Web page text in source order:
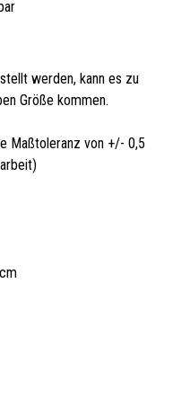
werden, kann es zu
Größe kommen.
Maßtoleranz von +/- 0,5